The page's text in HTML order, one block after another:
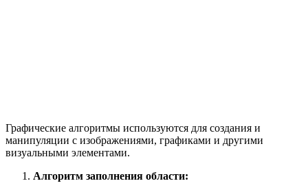
Графические алгоритмы используются для создания и
манипуляции с изображениями, графиками и другими
визуальными элементами.
Алгоритм заполнения области: